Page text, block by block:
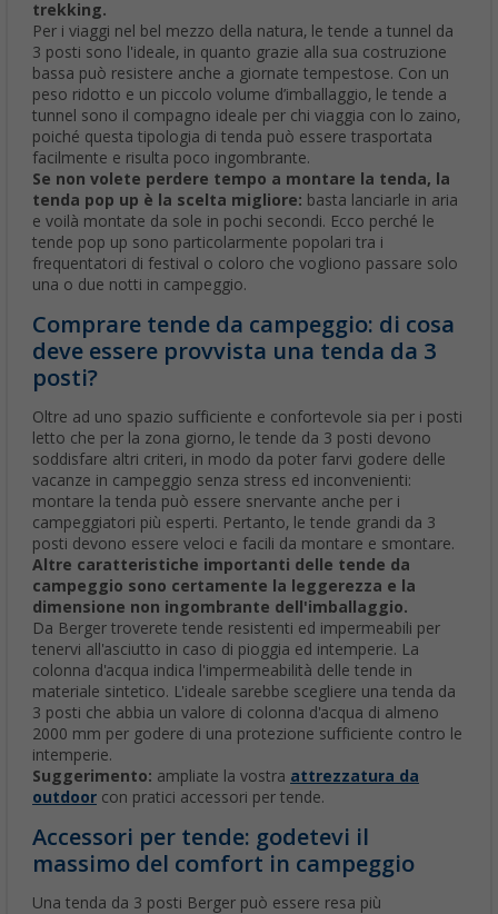
trekking.
Per i viaggi nel bel mezzo della natura, le tende a tunnel da
3 posti sono l'ideale, in quanto grazie alla sua costruzione
bassa può resistere anche a giornate tempestose. Con un
peso ridotto e un piccolo volume d’imballaggio, le tende a
tunnel sono il compagno ideale per chi viaggia con lo zaino,
poiché questa tipologia di tenda può essere trasportata
facilmente e risulta poco ingombrante.
Se non volete perdere tempo a montare la tenda, la
tenda pop up è la scelta migliore: basta lanciarle in aria
e voilà montate da sole in pochi secondi. Ecco perché le
tende pop up sono particolarmente popolari tra i
frequentatori di festival o coloro che vogliono passare solo
una o due notti in campeggio.
Comprare tende da campeggio: di cosa
deve essere provvista una tenda da 3
posti?
Oltre ad uno spazio sufficiente e confortevole sia per i posti
letto che per la zona giorno, le tende da 3 posti devono
soddisfare altri criteri, in modo da poter farvi godere delle
vacanze in campeggio senza stress ed inconvenienti:
montare la tenda può essere snervante anche per i
campeggiatori più esperti. Pertanto, le tende grandi da 3
posti devono essere veloci e facili da montare e smontare.
Altre caratteristiche importanti delle tende da
campeggio sono certamente la leggerezza e la
dimensione non ingombrante dell'imballaggio.
Da Berger troverete tende resistenti ed impermeabili per
tenervi all'asciutto in caso di pioggia ed intemperie. La
colonna d'acqua indica l'impermeabilità delle tende in
materiale sintetico. L'ideale sarebbe scegliere una tenda da
3 posti che abbia un valore di colonna d'acqua di almeno
2000 mm per godere di una protezione sufficiente contro le
intemperie.
Suggerimento: ampliate la vostra attrezzatura da
outdoor con pratici accessori per tende.
Accessori per tende: godetevi il
massimo del comfort in campeggio
Una tenda da 3 posti Berger può essere resa più